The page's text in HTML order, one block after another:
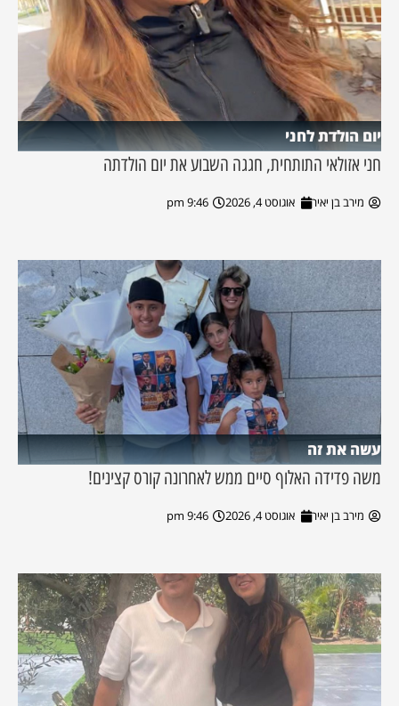
יום הולדת לחני
חני אזולאי התותחית, חגגה השבוע את יום הולדתה
מירב בן יאיר אוגוסט 4, 2026 9:46 pm
עשה את זה
משה פדידה האלוף סיים ממש לאחרונה קורס קצינים!
מירב בן יאיר אוגוסט 4, 2026 9:46 pm